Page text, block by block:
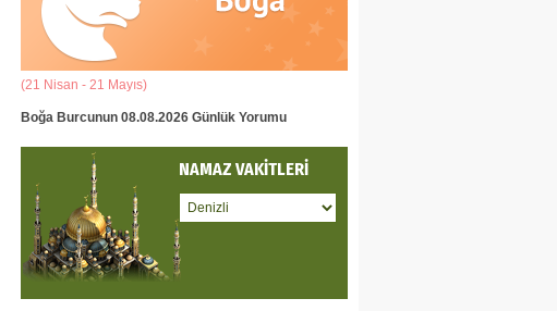
ANADOLU BASIN YAYIN
BİRLİĞİ
DÜŞÜNCE VE DÜNYA
Mustafa Göker
Tülay Pay
(21 Nisan - 21 Mayıs)
Boğa Burcunun 08.08.2026 Günlük Yorumu
NAMAZ VAKİTLERİ